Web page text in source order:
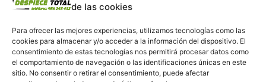
de las cookies
Para ofrecer las mejores experiencias, utilizamos tecnologías como las
cookies para almacenar y/o acceder a la información del dispositivo. El
consentimiento de estas tecnologías nos permitirá procesar datos como
el comportamiento de navegación o las identificaciones únicas en este
sitio. No consentir o retirar el consentimiento, puede afectar
Servicio al cliente
Contacto
986 243 432
608 867 074